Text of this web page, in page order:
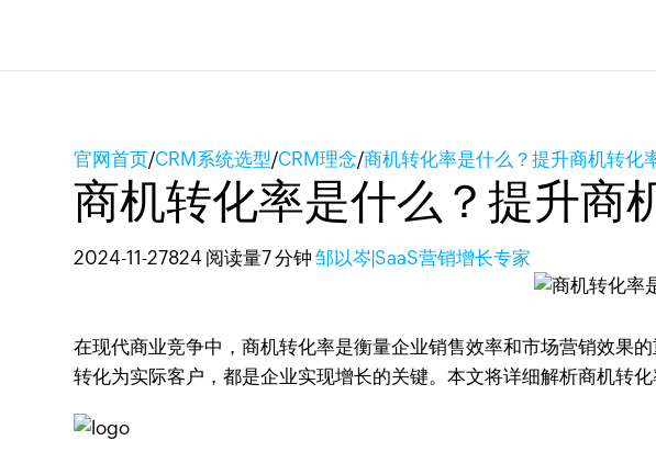
官网首页/CRM系统选型/CRM理念/商机转化率是什么？提升商机转化
商机转化率是什么？提升商
2024-11-27824 阅读量7 分钟 邹以岑|SaaS营销增长专家
在现代商业竞争中，商机转化率是衡量企业销售效率和市场营销效果
转化为实际客户，都是企业实现增长的关键。本文将详细解析商机转